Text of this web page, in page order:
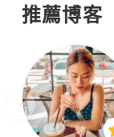
推薦博客